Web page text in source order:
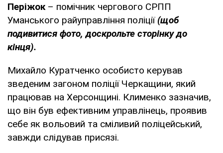
Періжок– помічник чергового СРПП
Уманського райуправління поліції (щоб
подивитися фото, доскрольте сторінку до
кінця).
Михайло Куратченко особисто керував
зведеним загоном поліції Черкащини, який
працював на Херсонщині. Клименко зазначив,
що він був ефективним управлінець, проявив
себе як вольовий та сміливий поліцейський,
завжди слідував присязі.